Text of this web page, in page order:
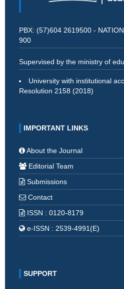
PBX: (57)604 2619500 -
900
Supervised by the ministry of
University with institutional
Resolution 2158 (2018)
IMPORTANT LINKS
About the Journal
Editorial Team
Submissions
Contact
ISSN : 0120-8179
e-ISSN : 2539-4991(E)
SUPPORT